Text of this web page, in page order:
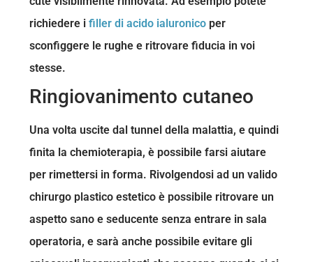
richiedere i filler di acido ialuronico per
sconfiggere le rughe e ritrovare fiducia in voi
stesse.
Ringiovanimento cutaneo
Una volta uscite dal tunnel della malattia, e quindi
finita la chemioterapia, è possibile farsi aiutare
per rimettersi in forma. Rivolgendosi ad un valido
chirurgo plastico estetico è possibile ritrovare un
aspetto sano e seducente senza entrare in sala
operatoria, e sarà anche possibile evitare gli